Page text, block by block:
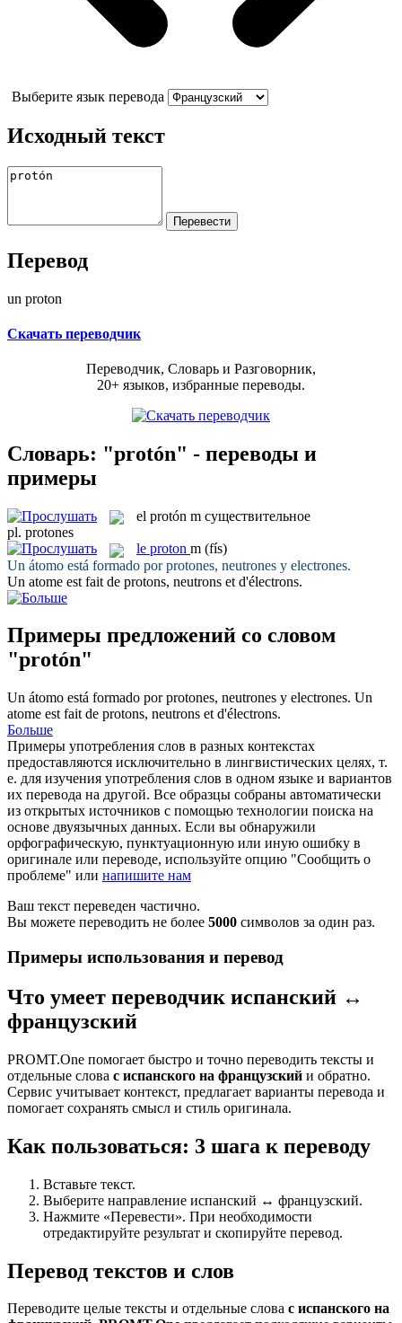
Выберите язык перевода
Исходный текст
Перевод
un proton
Скачать переводчик
Переводчик, Словарь и Разговорник,
20+ языков, избранные переводы.
Словарь: "protón" - переводы и
примеры
el protón m существительное
pl. protones
le proton m (fís)
Un átomo está formado porprotones, neutrones y electrones.
Un atome est fait de protons, neutrons et d'électrons.
Примеры предложений со словом
"protón"
Un átomo está formado porprotones, neutrones y electrones. Un
atome est fait de protons, neutrons et d'électrons.
Больше
Примеры употребления слов в разных контекстах
предоставляются исключительно в лингвистических целях, т.
е. для изучения употребления слов в одном языке и вариантов
их перевода на другой. Все образцы собраны автоматически
из открытых источников с помощью технологии поиска на
основе двуязычных данных. Если вы обнаружили
орфографическую, пунктуационную или иную ошибку в
оригинале или переводе, используйте опцию "Сообщить о
проблеме" или напишите нам
Ваш текст переведен частично.
Вы можете переводить не более 5000 символов за один раз.
Примеры использования и перевод
Что умеет переводчик испанский ↔
французский
PROMT.One помогает быстро и точно переводить тексты и
отдельные слова с испанского на французский и обратно.
Сервис учитывает контекст, предлагает варианты перевода и
помогает сохранять смысл и стиль оригинала.
Как пользоваться: 3 шага к переводу
Вставьте текст.
Выберите направление испанский ↔ французский.
Нажмите «Перевести». При необходимости
отредактируйте результат и скопируйте перевод.
Перевод текстов и слов
Переводите целые тексты и отдельные слова с испанского на